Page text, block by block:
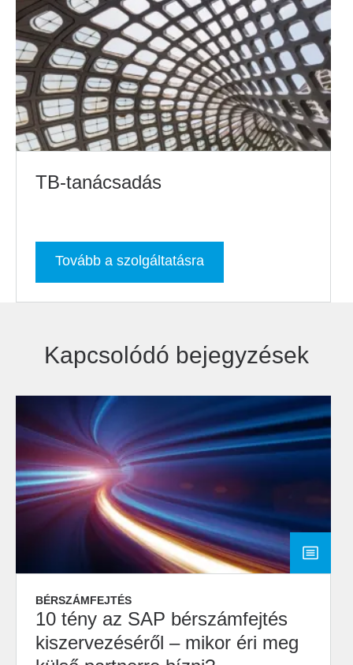
TB-tanácsadás
Tovább a szolgáltatásra
Kapcsolódó bejegyzések
BÉRSZÁMFEJTÉS
10 tény az SAP bérszámfejtés
kiszervezéséről – mikor éri meg